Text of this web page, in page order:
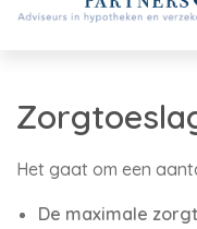
Het gaat om een
De maximale